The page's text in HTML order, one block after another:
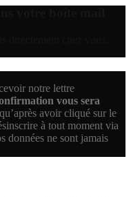
notre lettre
vous sera
avoir cliqué sur le
à tout moment via
données ne sont jamais